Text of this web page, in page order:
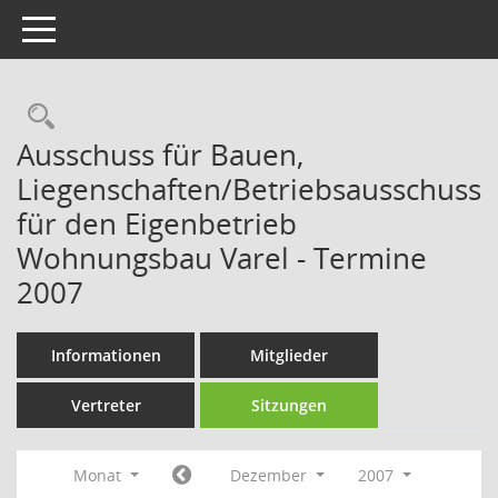
Toggle navigation
Rechercheauswahl
Ausschuss für Bauen,
Liegenschaften/Betriebsausschuss
für den Eigenbetrieb
Wohnungsbau Varel - Termine
2007
Informationen Mitglieder
Vertreter Sitzungen
Monat Dezember
2007